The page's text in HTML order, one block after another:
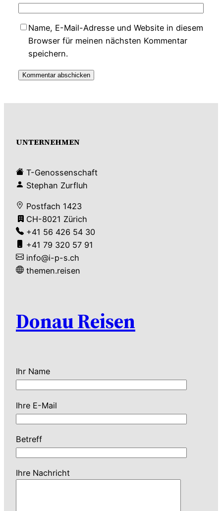
Name, E-Mail-Adresse und Website in diesem
Browser für meinen nächsten Kommentar
speichern.
UNTERNEHMEN
T-Genossenschaft
Stephan Zurfluh
Postfach 1423
CH-8021 Zürich
+41 56 426 54 30
+41 79 320 57 91
info@i-p-s.ch
themen.reisen
Donau Reisen
Ihr Name
Ihre E-Mail
Betreff
Ihre Nachricht